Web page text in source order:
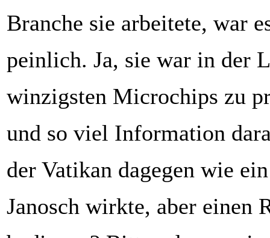
Branche sie arbeitete, war
peinlich. Ja, sie war in der
winzigsten Microchips zu
und so viel Information
der Vatikan dagegen wie
Janosch wirkte, aber einen